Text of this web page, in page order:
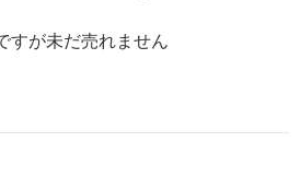
すが未だ売れません